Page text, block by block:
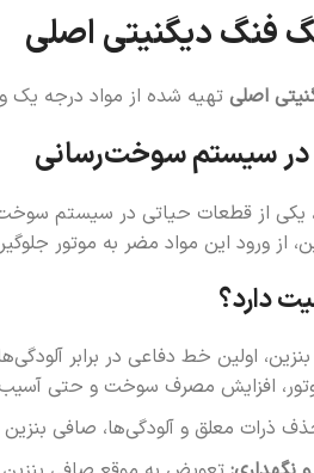
فنگ دیگنیتی اصلی
اصلی تهیه شده از مواد درجه یک
سیستم سوخت‌رسانی
یکی از قطعات حیاتی در سیستم
از ورود این مواد مضر به موتور
دارد؟
اولین خط دفاعی در برابر
افزایش مصرف سوخت و حتی
ذرات معلق و آلودگی‌ها، صافی